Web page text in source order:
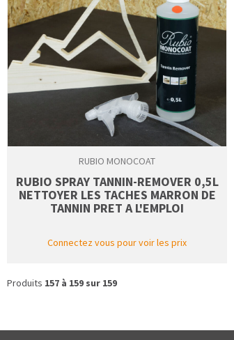
RUBIO MONOCOAT
RUBIO SPRAY TANNIN-REMOVER 0,5L
NETTOYER LES TACHES MARRON DE
TANNIN PRET A L'EMPLOI
Connectez vous pour voir les prix
Produits 157 à 159 sur 159